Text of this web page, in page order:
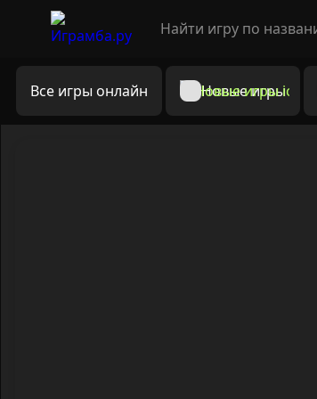
Все игры онлайн Новые игры